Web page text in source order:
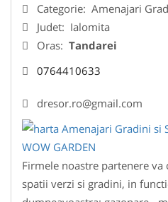
Categorie: Amenajari
Judet: Ialomita
Oras: Tandarei
0764410633
dresor.ro@gmail.com
Firmele noastre partenere
spatii verzi si gradini, in